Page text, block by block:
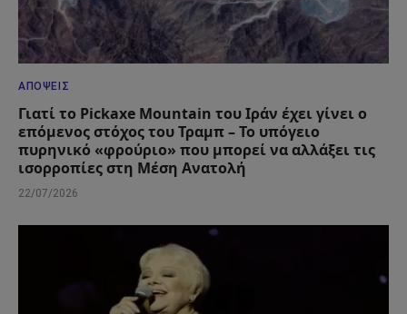
ΑΠΌΨΕΙΣ
Γιατί το Pickaxe Mountain του Ιράν έχει γίνει ο
επόμενος στόχος του Τραμπ – Το υπόγειο
πυρηνικό «φρούριο» που μπορεί να αλλάξει τις
ισορροπίες στη Μέση Ανατολή
22/07/2026